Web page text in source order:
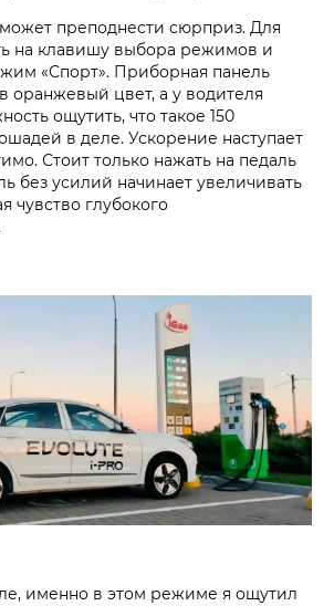
преподнести сюрприз. Для
на клавишу выбора режимов и
«Спорт». Приборная панель
оранжевый цвет, а у водителя
ощутить, что такое 150
в деле. Ускорение наступает
Стоит только нажать на педаль
без усилий начинает увеличивать
чувство глубокого
именно в этом режиме я ощутил